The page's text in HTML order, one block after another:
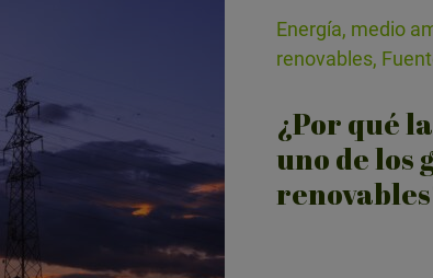
Energía, medio
renovables,
¿Por qué
uno de los